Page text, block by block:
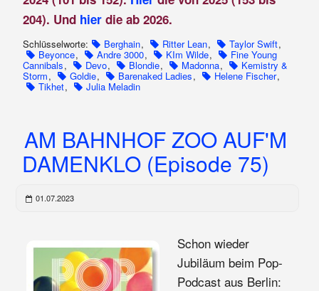
204). Und hier die ab 2026.
Schlüsselworte: Berghain, Ritter Lean, Taylor Swift,
Beyonce, Andre 3000, KIm Wilde, Fine Young
Cannibals, Devo, Blondie, Madonna, Kemistry &
Storm, Goldie, Barenaked Ladies, Helene Fischer,
Tikhet, Julia Meladin
AM BAHNHOF ZOO AUF'M
DAMENKLO (Episode 75)
01.07.2023
Schon wieder
Jubiläum beim Pop-
Podcast aus Berlin: